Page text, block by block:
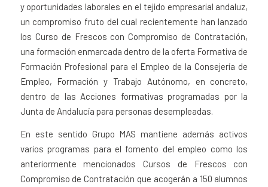
y oportunidades laborales en el tejido empresarial andaluz,
un compromiso fruto del cual recientemente han lanzado
los Curso de Frescos con Compromiso de Contratación,
una formación enmarcada dentro de la oferta Formativa de
Formación Profesional para el Empleo de la Consejería de
Empleo, Formación y Trabajo Autónomo, en concreto,
dentro de las Acciones formativas programadas por la
Junta de Andalucía para personas desempleadas.
En este sentido Grupo MAS mantiene además activos
varios programas para el fomento del empleo como los
anteriormente mencionados Cursos de Frescos con
Compromiso de Contratación que acogerán a 150 alumnos